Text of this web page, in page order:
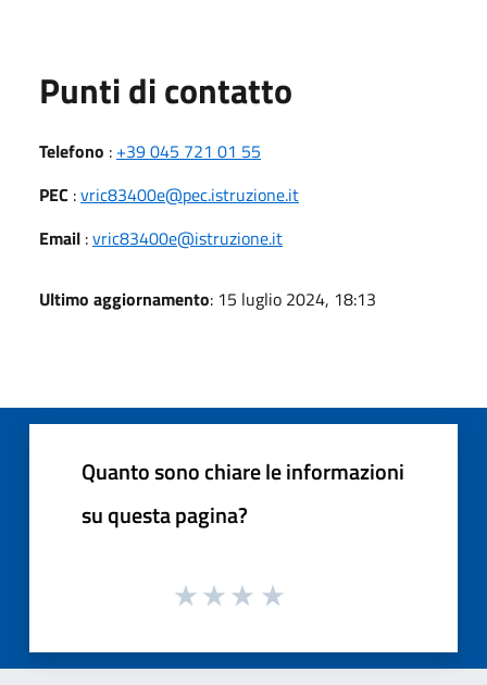
Punti di contatto
Telefono : +39 045 721 01 55
PEC :vric83400e@pec.istruzione.it
Email :vric83400e@istruzione.it
Ultimo aggiornamento: 15 luglio 2024, 18:13
Quanto sono chiare le informazioni
su questa pagina?